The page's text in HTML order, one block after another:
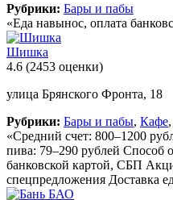
Рубрики: Бары и пабы
«Еда навынос, оплата
Шишка
4.6 (2453 оценки)
улица Брянского Фронта, 18
Рубрики: Бары и пабы, Кафе,
«Средний счет: 800–1200
пива: 79–290 рублей Способ
банковской картой, СБП
спецпредложения Доставка